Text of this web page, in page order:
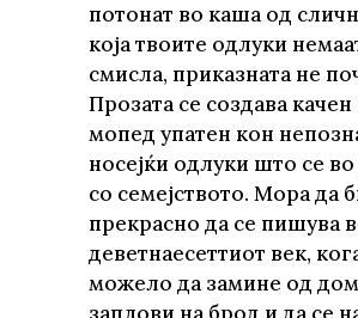
потонат во каша од
која твоите одлуки
смисла, приказната не
Прозата се создава качен
мопед упатен кон
носејќи одлуки што се
со семејството. Мора да
прекрасно да се пишува
деветнаесеттиот век,
можело да замине од